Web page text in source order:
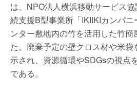
は、NPO法人横浜移動サービス
続支援B型事業所「IKIIKIカンパ
ンター敷地内の竹を活用した竹簡
た。廃棄予定の壁クロス材や米
示され、資源循環やSDGsの視点
である。